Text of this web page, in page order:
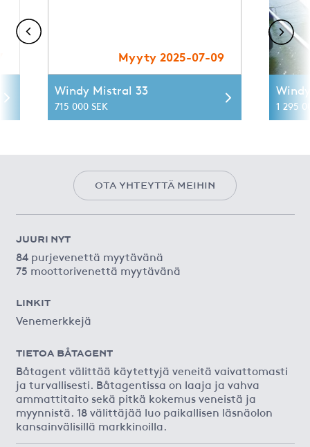
Myyty 2025-07-09
Windy Mistral 33
715 000 SEK 1 295
OTA YHTEYTTÄ MEIHIN
JUURI NYT
84 purjevenettä myytävänä
75 moottorivenettä myytävänä
LINKIT
Venemerkkejä
TIETOA BÅTAGENT
Båtagent välittää käytettyjä veneitä vaivattomasti
ja turvallisesti. Båtagentissa on laaja ja vahva
ammattitaito sekä pitkä kokemus veneistä ja
myynnistä. 18 välittäjää luo paikallisen läsnäolon
kansainvälisillä markkinoilla.